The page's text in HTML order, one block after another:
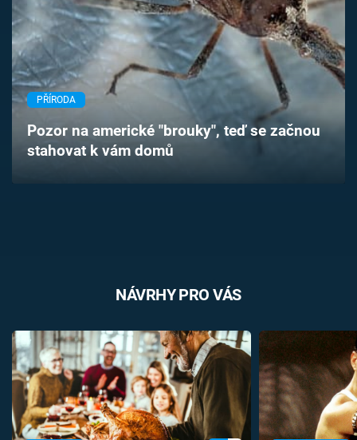
Pořady
TV Program
Časopis
Sledujte prima+
PŘÍRODA
Pozor na americké "brouky", teď se začnou
stahovat k vám domů
NÁVRHY PRO VÁS